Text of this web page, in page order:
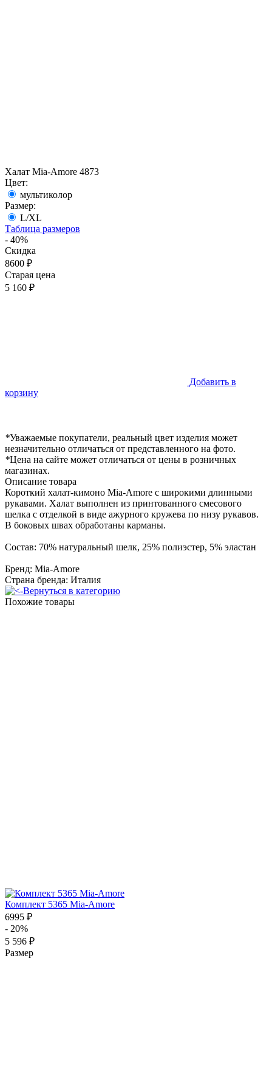
Халат Mia-Amore 4873
Цвет:
мультиколор
Размер:
L/XL
Таблица размеров
- 40%
Скидка
8600 ₽
Старая цена
5 160 ₽
Добавить в
корзину
*Уважаемые покупатели, реальный цвет изделия может
незначительно отличаться от представленного на фото.
*Цена на сайте может отличаться от цены в розничных
магазинах.
Описание товара
Короткий халат-кимоно Mia-Amore с широкими длинными
рукавами. Халат выполнен из принтованного смесового
шелка с отделкой в виде ажурного кружева по низу рукавов.
В боковых швах обработаны карманы.
Состав: 70% натуральный шелк, 25% полиэстер, 5% эластан
Бренд: Mia-Amore
Страна бренда: Италия
Вернуться в категорию
Похожие товары
Комплект 5365 Mia-Amore
6995 ₽
- 20%
5 596 ₽
Размер